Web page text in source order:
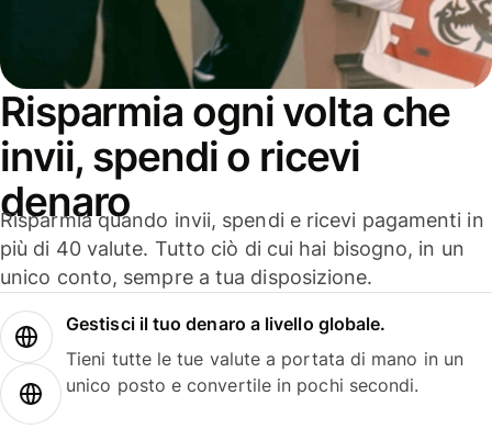
Risparmia ogni volta che
invii, spendi o ricevi
denaro
Risparmia quando invii, spendi e ricevi pagamenti in
più di 40 valute. Tutto ciò di cui hai bisogno, in un
unico conto, sempre a tua disposizione.
Gestisci il tuo denaro a livello globale.
Tieni tutte le tue valute a portata di mano in un
unico posto e convertile in pochi secondi.